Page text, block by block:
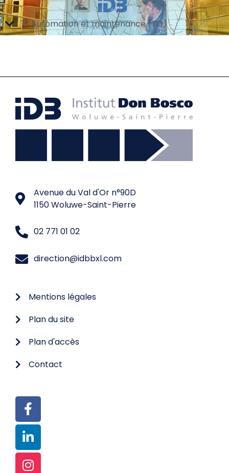
7° Automation et maintenance (TQ)
Avenue du Val d'Or n°90D
1150 Woluwe-Saint-Pierre
02 771 01 02
direction@idbbxl.com
Mentions légales
Plan du site
Plan d'accès
Contact